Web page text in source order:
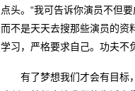
点头。“我可告诉你演员不但
而不是天天去搜那些演员的资
学习，严格要求自己。功夫不
有了梦想我们才会有目标